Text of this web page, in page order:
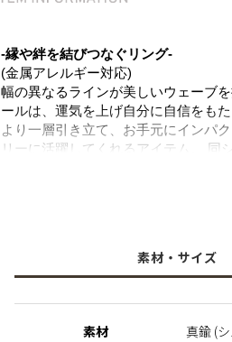
-縁や絆を結びつなぐリング-
(金属アレルギー対応)
幅の異なるラインが美しいウェーブ
ールは、運気を上げ自分に自信をも
より一層引き立て、お手元にインパ
リーに活躍してくれるアイテム。 同
ニッケルフリーを使用することで肌
素材・サイズ
素材
真鍮 (